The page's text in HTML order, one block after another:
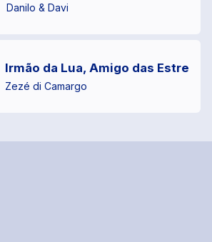
Danilo & Davi
Irmão da Lua, Amigo das Estrelas
Zezé di Camargo